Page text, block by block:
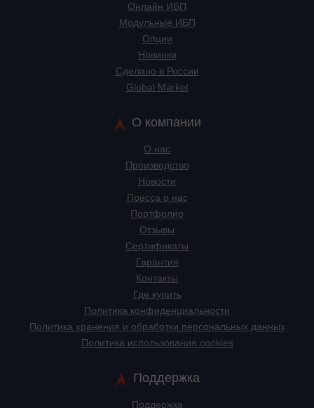
Онлайн ИБП
Модульные ИБП
Опции
Новинки
Сделано в России
Global Market
О компании
О нас
Производство
Новости
Пресса о нас
Портфолио
Отзывы
Сертификаты
Гарантия
Контакты
Где купить
Политика конфиденциальности
Политика хранения и обработки персональных данных
Политика использования cookies
Поддержка
Поддержка